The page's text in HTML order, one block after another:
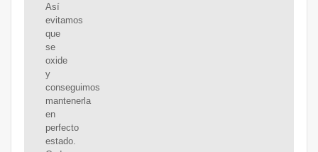
Así
evitamos
que
se
oxide
y
conseguimos
mantenerla
en
perfecto
estado.